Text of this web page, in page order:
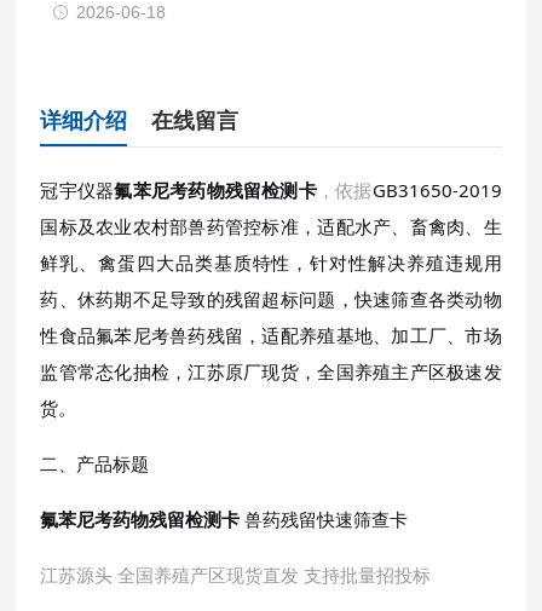
2026-06-18
详细介绍 在线留言
冠宇仪器氟苯尼考药物残留检测卡，依据GB31650-2019
国标及农业农村部兽药管控标准，适配水产、畜禽肉、生
鲜乳、禽蛋四大品类基质特性，针对性解决养殖违规用
药、休药期不足导致的残留超标问题，快速筛查各类动物
性食品氟苯尼考兽药残留，适配养殖基地、加工厂、市场
监管常态化抽检，江苏原厂现货，全国养殖主产区极速发
货。
二、产品标题
氟苯尼考药物残留检测卡 兽药残留快速筛查卡
江苏源头 全国养殖产区现货直发 支持批量招投标